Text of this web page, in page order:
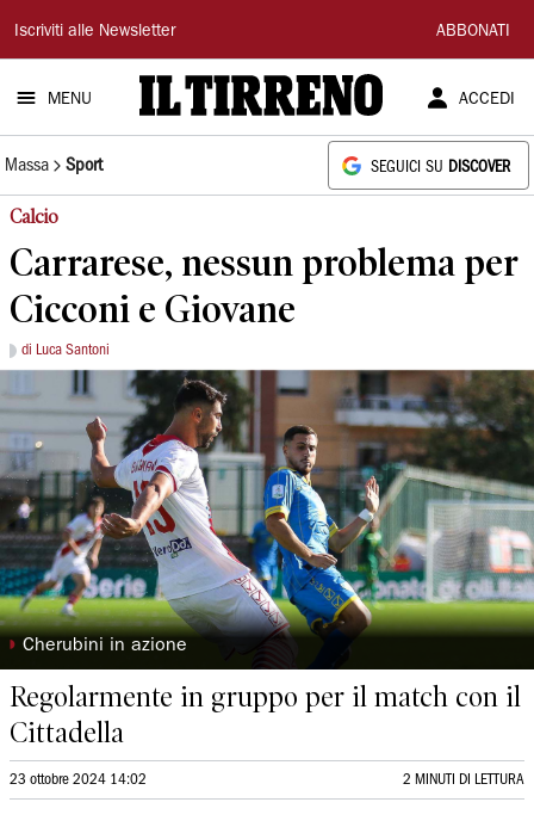
Il
Tirreno
Iscriviti alle Newsletter ABBONATI
MENU ACCEDI
Massa Sport SEGUICI SU DISCOVER
Calcio
Carrarese, nessun problema per
Cicconi e Giovane
di Luca Santoni
◗ Cherubini in azione
Regolarmente in gruppo per il match con il
Cittadella
23 ottobre 2024 14:02 2 MINUTI DI LETTURA